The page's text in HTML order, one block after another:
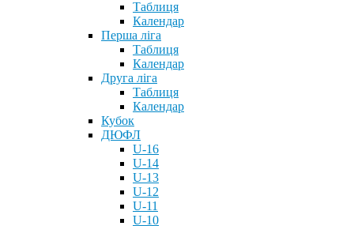
Таблиця
Календар
Перша ліга
Таблиця
Календар
Друга ліга
Таблиця
Календар
Кубок
ДЮФЛ
U-16
U-14
U-13
U-12
U-11
U-10